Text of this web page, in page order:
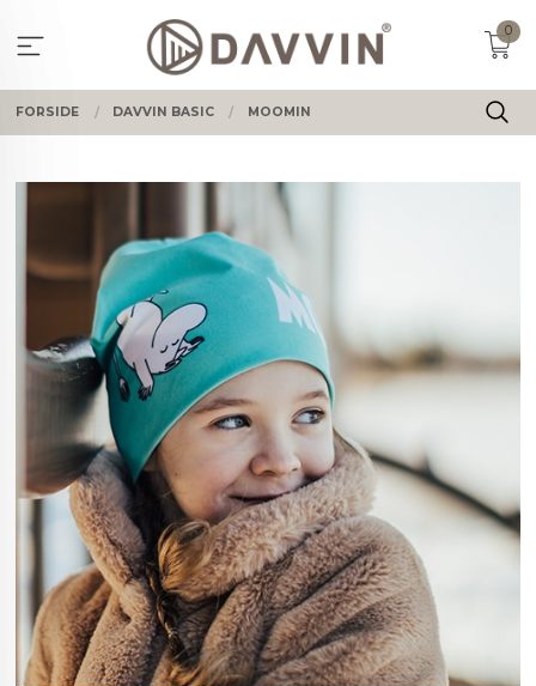
innholdet
0
FORSIDE DAVVIN BASIC MOOMIN